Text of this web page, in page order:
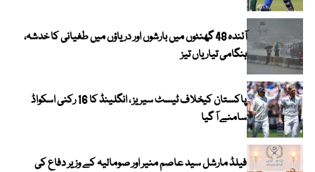
آئندہ 48 گھنٹوں میں بارشوں اور دریاؤں میں طغیانی کا خدشہ،
ہنگامی تیاریاں تیز
پاکستان کیخلاف ٹیسٹ سیریز ، انگلینڈ کا 16 رکنی اسکواڈ
سامنے آ گیا
فیلڈ مارشل سید عاصم منیر اور صومالیہ کے وزیر دفاع کی